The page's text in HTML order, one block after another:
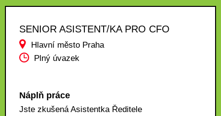
SENIOR ASISTENT/KA PRO CFO
Hlavní město Praha
Plný úvazek
Náplň práce
Jste zkušená Asistentka Ředitele